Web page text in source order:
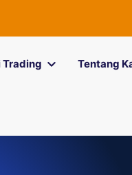
Trading Tentang